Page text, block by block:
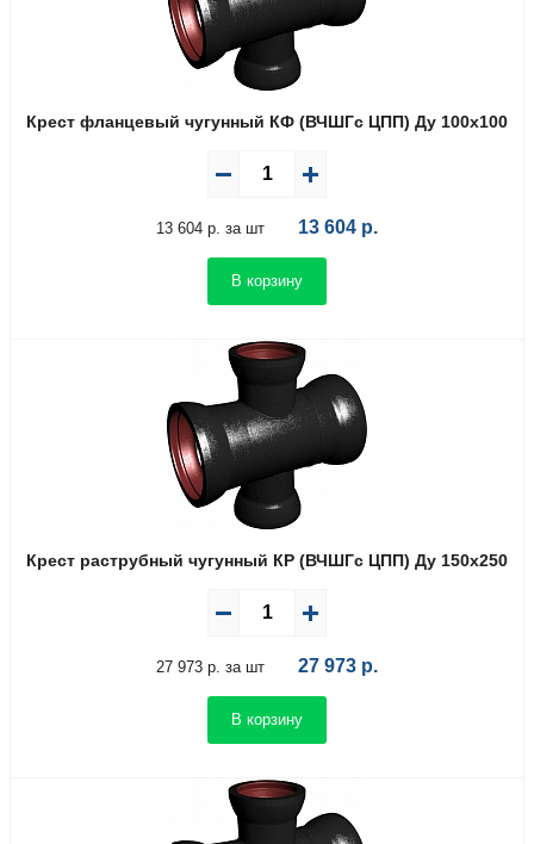
Крест фланцевый чугунный КФ (ВЧШГс ЦПП) Ду 100х100
13 604 р. за шт 13 604 р.
В корзину
Крест раструбный чугунный КР (ВЧШГс ЦПП) Ду 150х250
27 973 р. за шт 27 973 р.
В корзину